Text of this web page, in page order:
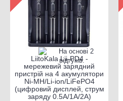
LiitoKala Lii-PD4 -
мережевий зарядний
пристрій на 4 акумулятори
Ni-MH/Li-ion/LiFePO4
(цифровий дисплей, струм
заряду 0.5A/1A/2A)